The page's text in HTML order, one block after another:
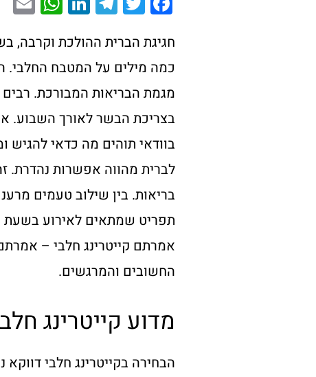
a
c
e
b
o
o
k
wi
tt
er
el
e
gr
a
m
n
k
e
dI
n
h
at
s
A
p
p
l
חגיגת הברית ההולכת וקרבה,
כמה מילים על המטבח החלבי.
מגמת הבריאות המבורכת.
בצריכת הבשר לאורך השבוע.
בוודאי תוהים מה כדאי להגיש
לברית מהווה אפשרות נהדרת.
בריאות. בין שילוב טעמים
תפריט שמתאים לאירוע בשעת
אמרתם קייטרינג חלבי –
החשובים והמרגשים.
מדוע קייטרינג
הבחירה בקייטרינג חלבי